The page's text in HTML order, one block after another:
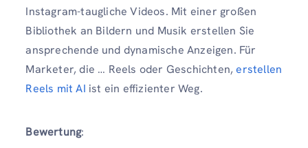
Instagram-taugliche Videos. Mit einer großen
Bibliothek an Bildern und Musik erstellen Sie
ansprechende und dynamische Anzeigen. Für
Marketer, die … Reels oder Geschichten,erstellen
Reels mit AI ist ein effizienter Weg.
Bewertung: